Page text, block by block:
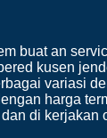
buat an
kusen
variasi
harga
di kerjakan